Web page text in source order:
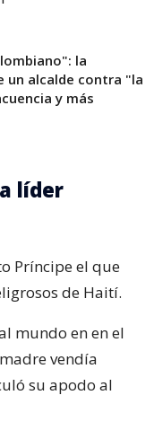
la
un alcalde contra "la
y más
líder
Príncipe el que
de Haití.
mundo en en el
vendía
su apodo al